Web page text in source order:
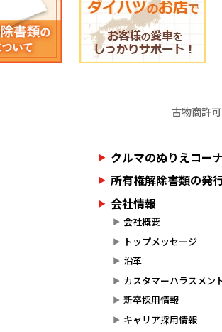
古物商許
クルマのぬりえコー
所有権解除書類の発
会社情報
会社概要
トップメッセージ
沿革
カスタマーハラスメン
新卒採用情報
キャリア採用情報